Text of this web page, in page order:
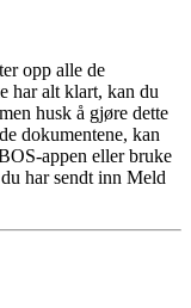
opp alle de
har alt klart, kan du
husk å gjøre dette
dokumentene, kan
appen eller bruke
har sendt inn Meld